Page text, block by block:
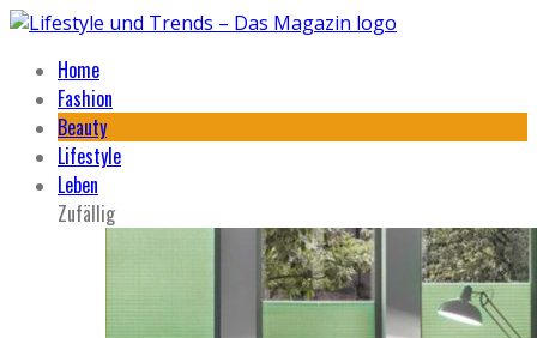
Home
Fashion
Beauty
Lifestyle
Leben
Zufällig